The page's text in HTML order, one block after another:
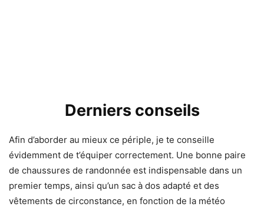
Derniers conseils
Afin d’aborder au mieux ce périple, je te conseille
évidemment de t’équiper correctement. Une bonne paire
de chaussures de randonnée est indispensable dans un
premier temps, ainsi qu’un sac à dos adapté et des
vêtements de circonstance, en fonction de la météo